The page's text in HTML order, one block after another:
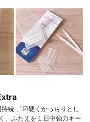
続 ˎˊ˗☑︎硬くかっちりとし
、ふたえを１日中強力キー